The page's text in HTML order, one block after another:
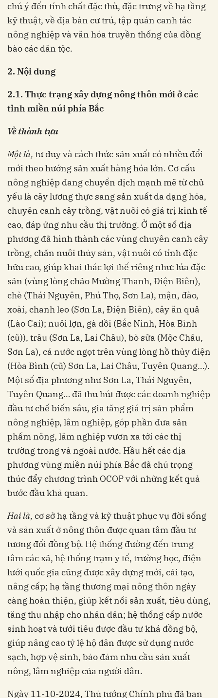
chú ý đến tính chất đặc thù, đặc trưng về hạ tầng
kỹ thuật, về địa bàn cư trú, tập quán canh tác
nông nghiệp và văn hóa truyền thống của đồng
bào các dân tộc.
2. Nội dung
2.1. Thực trạngxâydựng nông thônmớiởcác
tỉnh miền núi phíaBắc
Vềthành tựu
Một là, tư duy và cách thức sản xuất có nhiều đổi
mới theo hướng sản xuất hàng hóa lớn. Cơ cấu
nông nghiệp đang chuyển dịch mạnh mẽ từ chủ
yếu là cây lương thực sang sản xuất đa dạng hóa,
chuyên canh cây trồng, vật nuôi có giá trị kinh tế
cao, đáp ứng nhu cầu thị trường. Ở một số địa
phương đã hình thành các vùng chuyên canh cây
trồng, chăn nuôi thủy sản, vật nuôi có tính đặc
hữu cao, giúp khai thác lợi thế riêng như: lúa đặc
sản (vùng lòng chảo Mường Thanh, Điện Biên),
chè (Thái Nguyên, Phú Thọ, Sơn La), mận, đào,
xoài, chanh leo (Sơn La, Điện Biên), cây ăn quả
(Lào Cai); nuôi lợn, gà đồi (Bắc Ninh, Hòa Bình
(cũ)), trâu (Sơn La, Lai Châu), bò sữa (Mộc Châu,
Sơn La), cá nước ngọt trên vùng lòng hồ thủy điện
(Hòa Bình (cũ) Sơn La, Lai Châu, Tuyên Quang…).
Một số địa phương như Sơn La, Thái Nguyên,
Tuyên Quang… đã thu hút được các doanh nghiệp
đầu tư chế biến sâu, gia tăng giá trị sản phẩm
nông nghiệp, lâm nghiệp, góp phần đưa sản
phẩm nông, lâm nghiệp vươn xa tới các thị
trường trong và ngoài nước. Hầu hết các địa
phương vùng miền núi phía Bắc đã chú trọng
thúc đẩy chương trình OCOP với những kết quả
bước đầu khả quan.
Hai là, cơ sở hạ tầng và kỹ thuật phục vụ đời sống
và sản xuất ở nông thôn được quan tâm đầu tư
tương đối đồng bộ. Hệ thống đường đến trung
tâm các xã, hệ thống trạm y tế, trường học, điện
lưới quốc gia cũng được xây dựng mới, cải tạo,
nâng cấp; hạ tầng thương mại nông thôn ngày
càng hoàn thiện, giúp kết nối sản xuất, tiêu dùng,
tăng thu nhập cho nhân dân; hệ thống cấp nước
sinh hoạt và tưới tiêu được đầu tư khá đồng bộ,
giúp nâng cao tỷ lệ hộ dân được sử dụng nước
sạch, hợp vệ sinh, bảo đảm nhu cầu sản xuất
nông, lâm nghiệp của người dân.
Ngày 11-10-2024, Thủ tướng Chính phủ đã ban